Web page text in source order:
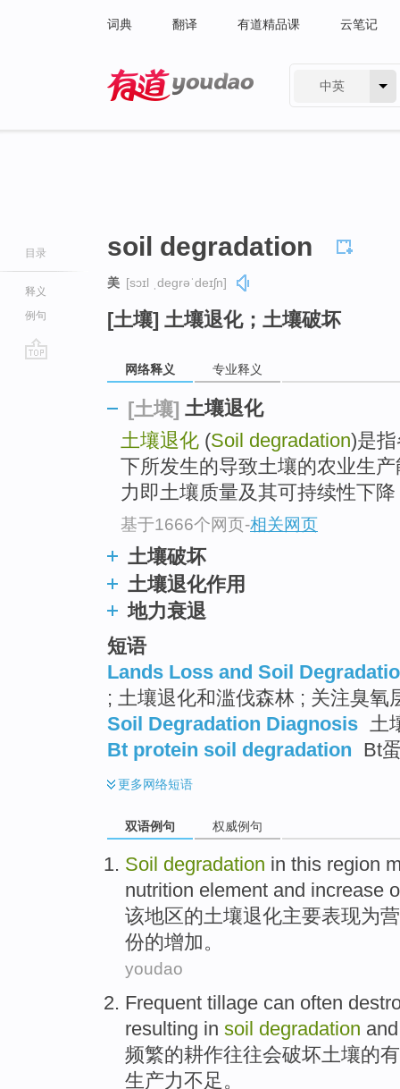
词典 翻译 有道精品课 云笔记
中英
目录
释义
例句
soil degradation
美 [sɔɪl ˌdeɡrəˈdeɪʃn]
[土壤] 土壤退化；土壤破坏
网络释义 专业释义
[土壤] 土壤退化
土壤退化 (Soil degradation)是
下所发生的导致土壤的农业生
力即土壤质量及其可持续性下
基于1666个网页-相关网页
土壤破坏
土壤退化作用
地力衰退
短语
Lands Loss and Soil
; 土壤退化和滥伐森林 ; 关注臭氧
Soil Degradation Diagnosis 土
Bt protein soil degradation Bt
更多网络短语
双语例句 权威例句
Soil degradation in this region
nutrition element and increase
该地区的土壤退化主要表现为
份的增加。
youdao
Frequent tillage can often
resulting in soil degradation and
频繁的耕作往往会破坏土壤的
生产力不足 。